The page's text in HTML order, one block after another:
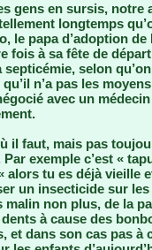
gens en sursis, notre
longtemps
le papa d’adoption
fois à sa fête de
septicémie, selon
qu’il n’a pas les
avec un
il faut, mais pas
Par exemple c’est «
alors tu es déjà vieille
un insecticide sur
malin non plus, de la
à cause des
et dans son cas pas à